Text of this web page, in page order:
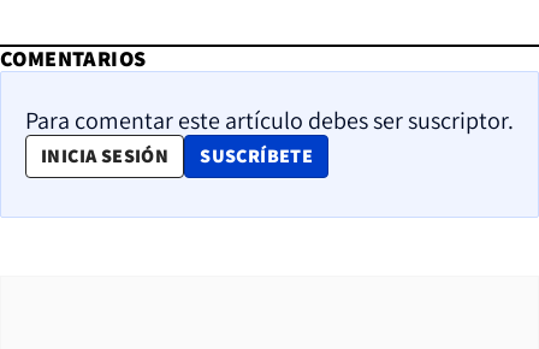
COMENTARIOS
Para comentar este artículo debes ser suscriptor.
INICIA SESIÓN SUSCRÍBETE
OPENS IN NEW WINDOW